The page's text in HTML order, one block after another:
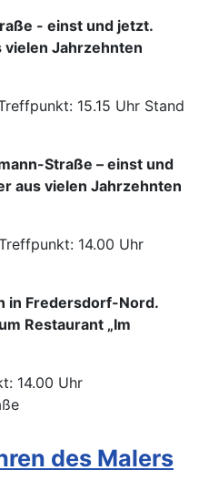
- einst und jetzt.
vielen Jahrzehnten
15.15 Uhr Stand
Straße – einst und
aus vielen Jahrzehnten
14.00 Uhr
in Fredersdorf-Nord.
Restaurant „Im
14.00 Uhr
des Malers